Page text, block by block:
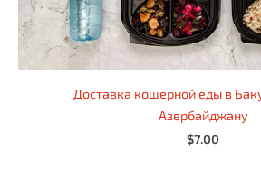
Доставка кошерной еды в
Азербайджану
$7.00